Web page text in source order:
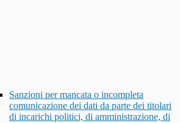
Sanzioni per mancata o incompleta
comunicazione dei dati da parte dei titolari
di incarichi politici, di amministrazione, di